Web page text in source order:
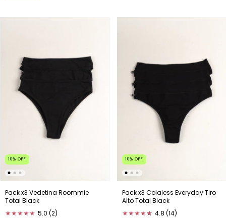
10% OFF
Pack x3 Vedetina Roommie
Total Black
★★★★★ 5.0 (2)
10% OFF
Pack x3 Colaless Everyday Tiro
Alto Total Black
★★★★★
★ 4.8 (14)